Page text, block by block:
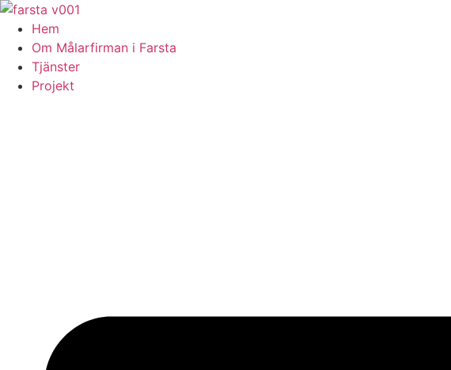
Skip
content
Hem
Om Målarfirman i Farsta
Tjänster
Projekt